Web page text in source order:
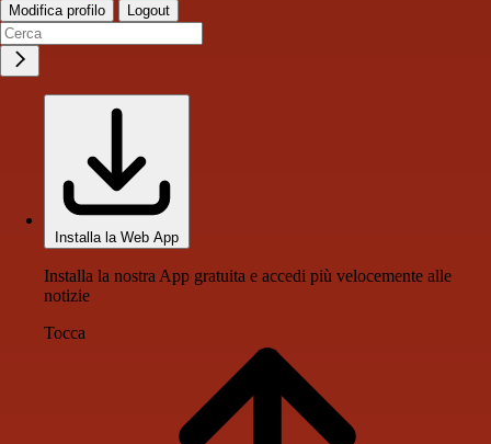
Modifica profilo Logout
Installa la Web App
Installa la nostra App gratuita e accedi più velocemente alle
notizie
Tocca